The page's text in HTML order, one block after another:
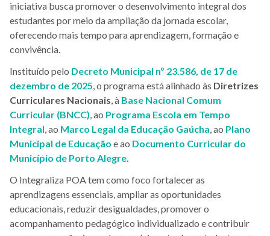
iniciativa busca promover o desenvolvimento integral dos
estudantes por meio da ampliação da jornada escolar,
oferecendo mais tempo para aprendizagem, formação e
convivência.
Instituído pelo Decreto Municipal nº 23.586, de 17 de
dezembro de 2025, o programa está alinhado às Diretrizes
Curriculares Nacionais, à Base Nacional Comum
Curricular (BNCC), ao Programa Escola em Tempo
Integral, ao Marco Legal da Educação Gaúcha, ao Plano
Municipal de Educação e ao Documento Curricular do
Município de Porto Alegre.
O Integraliza POA tem como foco fortalecer as
aprendizagens essenciais, ampliar as oportunidades
educacionais, reduzir desigualdades, promover o
acompanhamento pedagógico individualizado e contribuir